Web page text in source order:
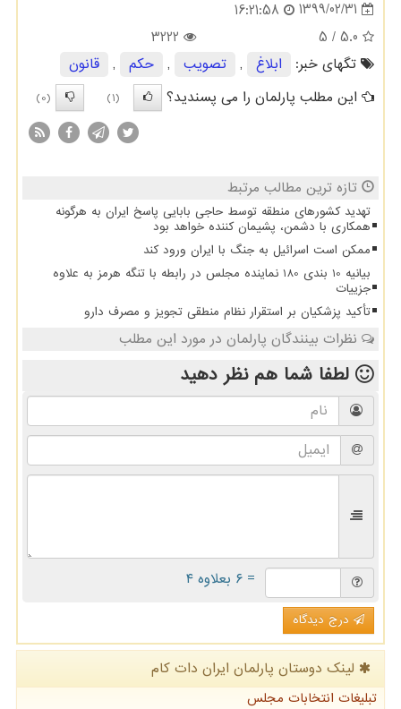
1399/02/31
16:21:58
5.0
/ 5
3222
تگهای خبر:
ابلاغ , تصویب , حكم ,
قانون
این مطلب پارلمان را می پسندید؟
(1)
(0)
تازه ترین مطالب مرتبط
تهدید کشورهای منطقه توسط حاجی بابایی پاسخ ایران به هرگونه
همکاری با دشمن، پشیمان کننده خواهد بود
ممکن است اسرائیل به جنگ با ایران ورود کند
بیانیه 10 بندی 180 نماینده مجلس در رابطه با تنگه هرمز به علاوه
جزییات
تأکید پزشکیان بر استقرار نظام منطقی تجویز و مصرف دارو
نظرات بینندگان پارلمان در مورد این مطلب
لطفا شما همنظر دهید
= ۶ بعلاوه ۴
درج دیدگاه
لینک دوستان پارلمان ایران دات كام
تبلیغات انتخابات مجلس